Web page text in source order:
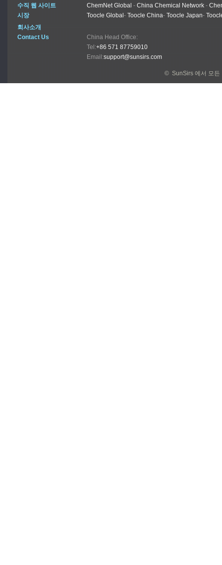
수직 웹 사이트 ChemNet Global - China Chemical Network -
시장
Toocle Global - Toocle China- Toocle Japan-
회사소개
Contact Us
China Head Office:
Tel:+86 571 87759010
Email:support@sunsirs.com
© SunSirs 에서 모